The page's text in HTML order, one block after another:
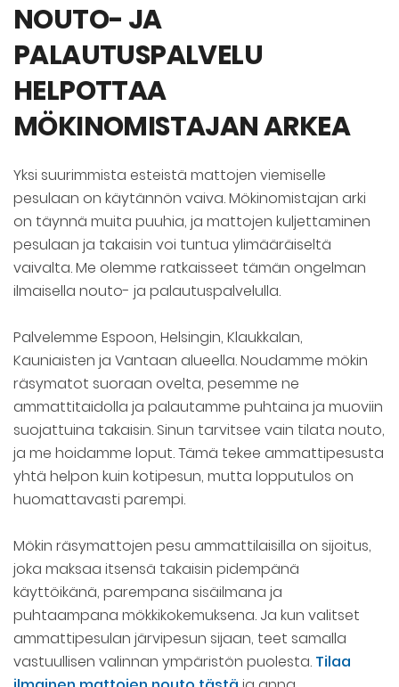
NOUTO- JA
PALAUTUSPALVELU
HELPOTTAA
MÖKINOMISTAJAN ARKEA
Yksi suurimmista esteistä mattojen viemiselle
pesulaan on käytännön vaiva. Mökinomistajan arki
on täynnä muita puuhia, ja mattojen kuljettaminen
pesulaan ja takaisin voi tuntua ylimääräiseltä
vaivalta. Me olemme ratkaisseet tämän ongelman
ilmaisella nouto- ja palautuspalvelulla.
Palvelemme Espoon, Helsingin, Klaukkalan,
Kauniaisten ja Vantaan alueella. Noudamme mökin
räsymatot suoraan ovelta, pesemme ne
ammattitaidolla ja palautamme puhtaina ja muoviin
suojattuina takaisin. Sinun tarvitsee vain tilata nouto,
ja me hoidamme loput. Tämä tekee ammattipesusta
yhtä helpon kuin kotipesun, mutta lopputulos on
huomattavasti parempi.
Mökin räsymattojen pesu ammattilaisilla on sijoitus,
joka maksaa itsensä takaisin pidempänä
käyttöikänä, parempana sisäilmana ja
puhtaampana mökkikokemuksena. Ja kun valitset
ammattipesulan järvipesun sijaan, teet samalla
vastuullisen valinnan ympäristön puolesta. Tilaa